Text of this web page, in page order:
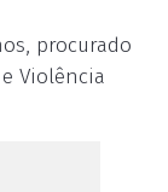
procurado
Violência